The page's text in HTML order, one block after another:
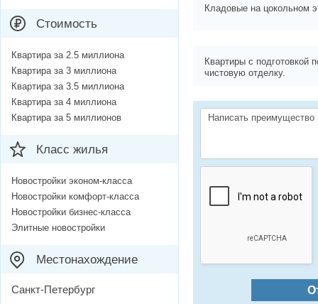
Кладовые на цокольном
Квартиры с подготовкой
чистовую отделку.
Стоимость
Квартира за 2.5 миллиона
Квартира за 3 миллиона
Квартира за 3.5 миллиона
Квартира за 4 миллиона
Квартира за 5 миллионов
Класс жилья
Новостройки эконом-класса
Новостройки комфорт-класса
Новостройки бизнес-класса
Элитные новостройки
Местонахождение
Санкт-Петербург